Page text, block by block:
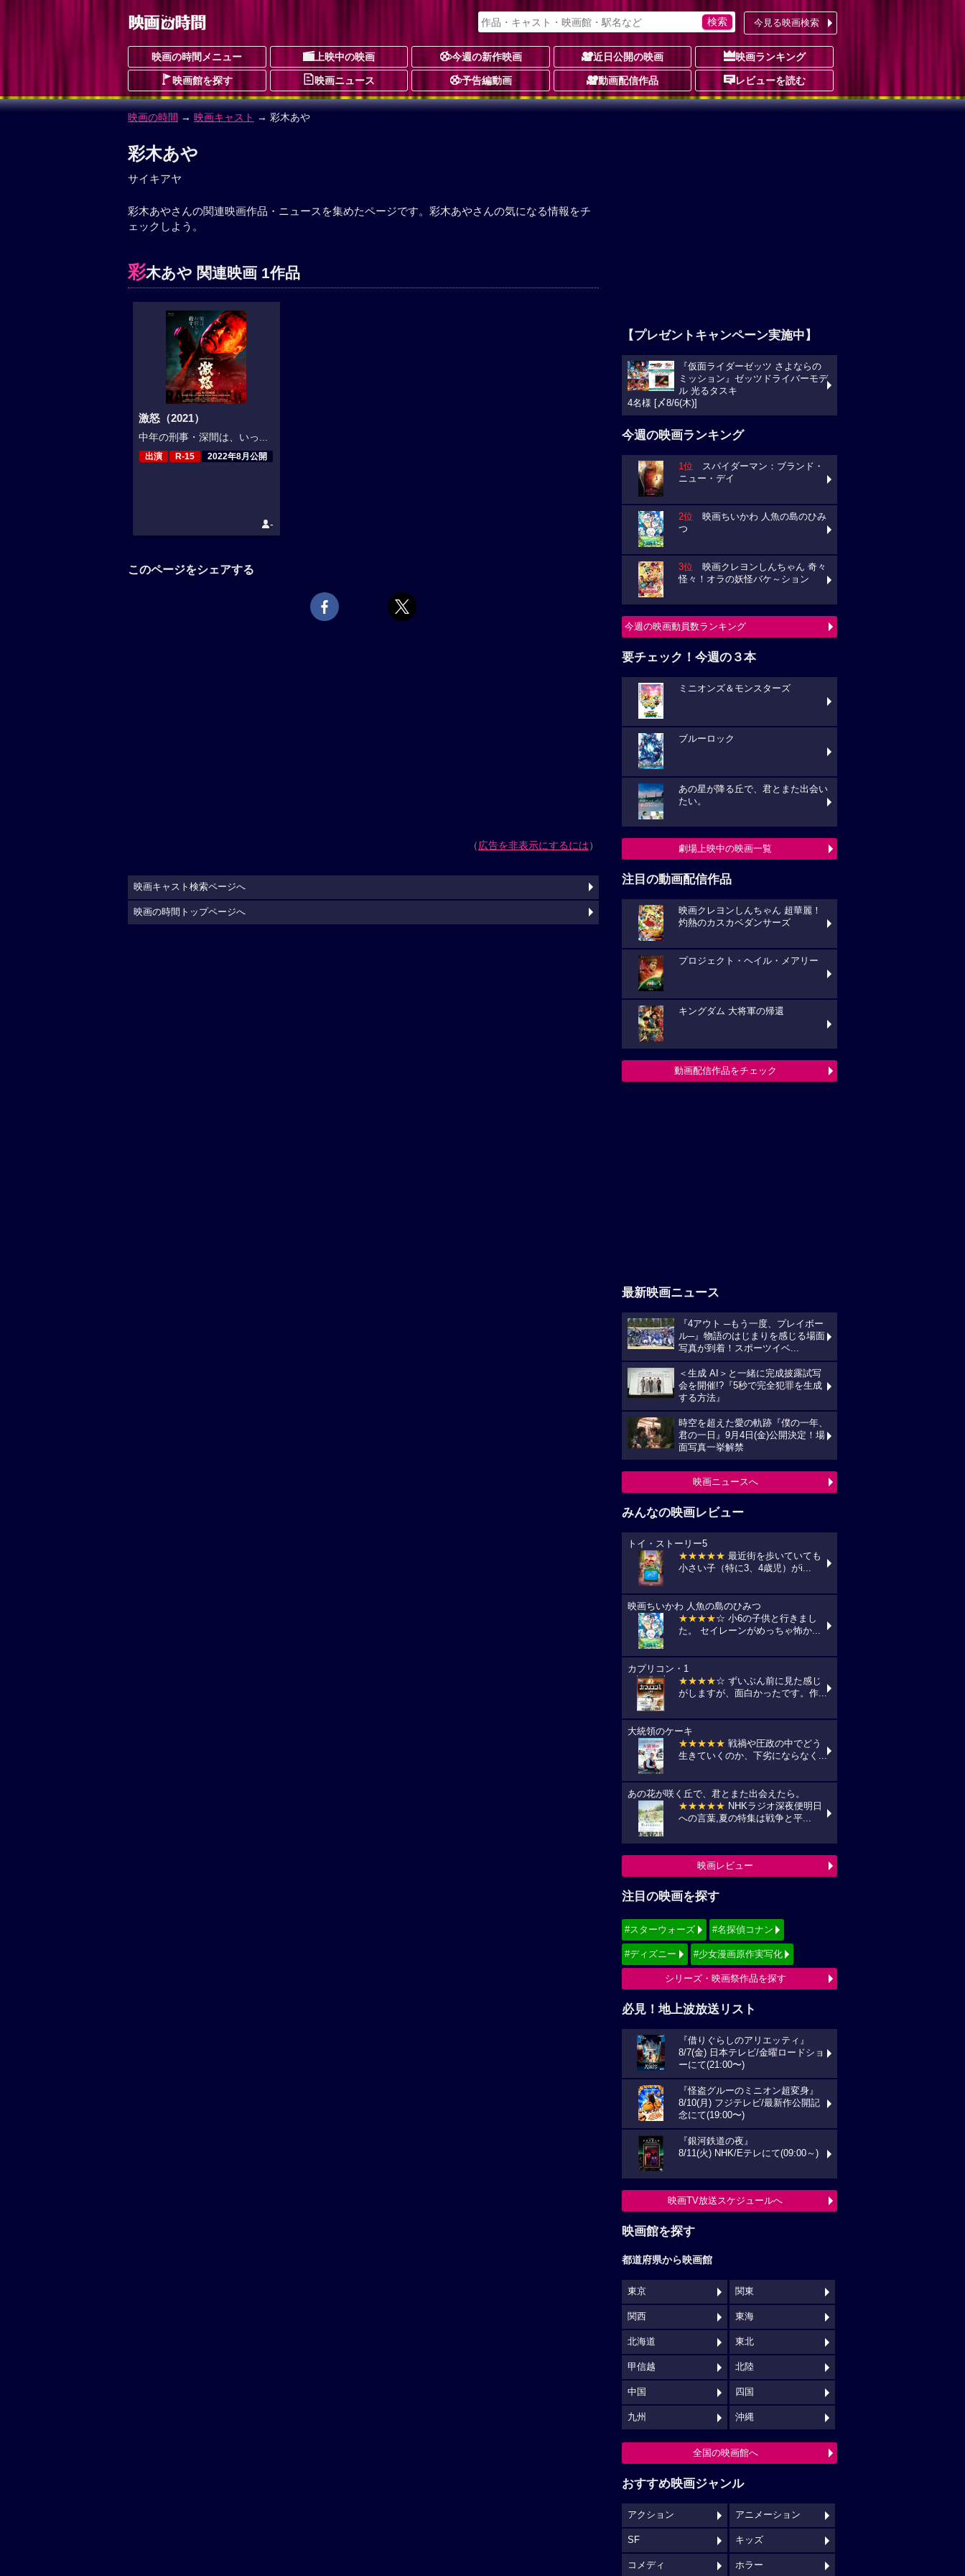
今見る映画検索
映画の時間メニュー 上映中の映画 今週の新作映画 近日公開の映画 映画ランキング
映画館を探す 映画ニュース 予告編動画 動画配信作品 レビューを読む
映画の時間 → 映画キャスト → 彩木あや
彩木あや
サイキアヤ
彩木あやさんの関連映画作品・ニュースを集めたページです。彩木あやさんの気になる情報をチ
ェックしよう。
彩木あや 関連映画 1作品
激怒（2021）
中年の刑事・深間は、いっ...
出演 R-15 2022年8月公開
-
このページをシェアする
（広告を非表示にするには）
【プレゼントキャンペーン実施中】
『仮面ライダーゼッツ さよならの
ミッション』ゼッツドライバーモデ
ル 光るタスキ
4名様 [〆8/6(木)]
今週の映画ランキング
1位 スパイダーマン：ブランド・
ニュー・デイ
2位 映画ちいかわ 人魚の島のひみ
つ
3位 映画クレヨンしんちゃん 奇々
怪々！オラの妖怪バケ～ション
今週の映画動員数ランキング
要チェック！今週の３本
ミニオンズ＆モンスターズ
ブルーロック
あの星が降る丘で、君とまた出会い
たい。
劇場上映中の映画一覧
注目の動画配信作品
映画クレヨンしんちゃん 超華麗！
灼熱のカスカベダンサーズ
プロジェクト・ヘイル・メアリー
キングダム 大将軍の帰還
動画配信作品をチェック
最新映画ニュース
『4アウト ─もう一度、プレイボー
ル─』物語のはじまりを感じる場面
写真が到着！スポーツイベ...
＜生成 AI＞と一緒に完成披露試写
会を開催!?『5秒で完全犯罪を生成
する方法』
時空を超えた愛の軌跡『僕の一年、
君の一日』9月4日(金)公開決定！場
面写真一挙解禁
映画ニュースへ
みんなの映画レビュー
トイ・ストーリー5
★★★★★ 最近街を歩いていても
小さい子（特に3、4歳児）がi...
映画ちいかわ 人魚の島のひみつ
★★★★☆ 小6の子供と行きまし
た。 セイレーンがめっちゃ怖か...
カプリコン・1
★★★★☆ ずいぶん前に見た感じ
がしますが、面白かったです。作...
大統領のケーキ
★★★★★ 戦禍や圧政の中でどう
生きていくのか、下劣にならなく...
あの花が咲く丘で、君とまた出会えたら。
★★★★★ NHKラジオ深夜便明日
への言葉,夏の特集は戦争と平...
映画レビュー
注目の映画を探す
#スターウォーズ #名探偵コナン
#ディズニー #少女漫画原作実写化
シリーズ・映画祭作品を探す
必見！地上波放送リスト
『借りぐらしのアリエッティ』
8/7(金) 日本テレビ/金曜ロードショ
ーにて(21:00〜)
『怪盗グルーのミニオン超変身』
8/10(月) フジテレビ/最新作公開記
念にて(19:00〜)
『銀河鉄道の夜』
8/11(火) NHK/Eテレにて(09:00～)
映画TV放送スケジュールへ
映画館を探す
都道府県から映画館
東京 関東
関西 東海
北海道 東北
甲信越 北陸
中国 四国
九州 沖縄
全国の映画館へ
おすすめ映画ジャンル
アクション アニメーション
SF キッズ
コメディ ホラー
映画キャスト検索ページへ
映画の時間トップページへ